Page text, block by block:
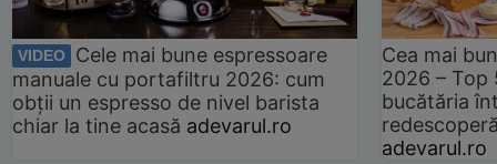
VIDEO
Cele mai bune espressoare
manuale cu portafiltru 2026: cum
obții un espresso de nivel barista
chiar la tine acasă adevarul.ro
Cea mai
2026 –
bucătăria
adevarul.ro